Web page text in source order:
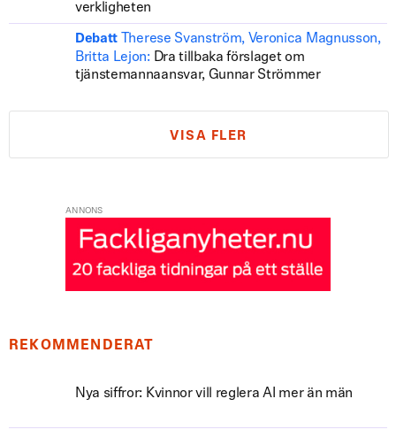
verkligheten
Debatt
Therese Svanström, Veronica Magnusson,
Britta Lejon: Dra tillbaka förslaget om
tjänstemannaansvar, Gunnar Strömmer
VISA FLER
ANNONS
REKOMMENDERAT
Nya siffror: Kvinnor vill reglera AI mer än män